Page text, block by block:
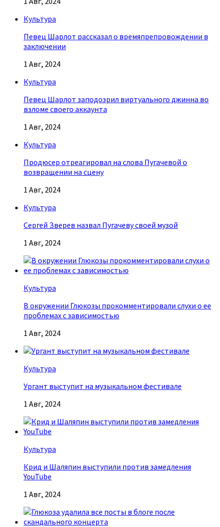
Культура
Певец Шарлот рассказал о времяпрепровождении в
заключении
1 Авг, 2024
Культура
Певец Шарлот заподозрил виртуального джинна во
взломе своего аккаунта
1 Авг, 2024
Культура
Продюсер отреагировал на слова Пугачевой о
возвращении на сцену
1 Авг, 2024
Культура
Сергей Зверев назвал Пугачеву своей музой
1 Авг, 2024
Культура
В окружении Глюкозы прокомментировали слухи о ее
проблемах с зависимостью
1 Авг, 2024
Культура
Ургант выступит на музыкальном фестивале
1 Авг, 2024
Культура
Крид и Шаляпин выступили против замедления
YouTube
1 Авг, 2024